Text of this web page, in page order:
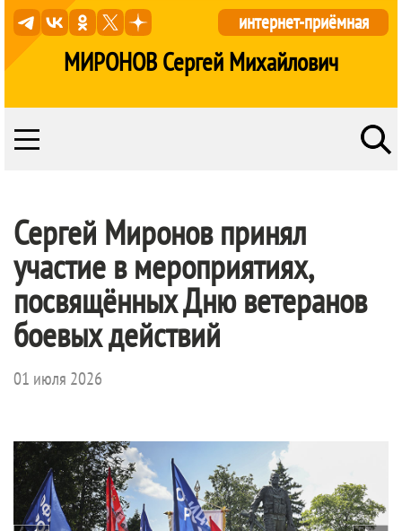
МИРОНОВ Сергей Михайлович
интернет-приёмная
Сергей Миронов принял
участие в мероприятиях,
посвящённых Дню ветеранов
боевых действий
01 июля 2026